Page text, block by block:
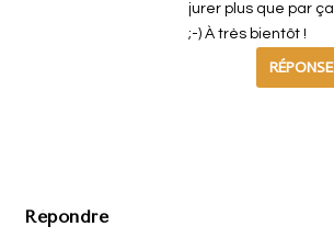
jurer plus que par ça
;-) À très bientôt !
RÉPONSE
Répondre